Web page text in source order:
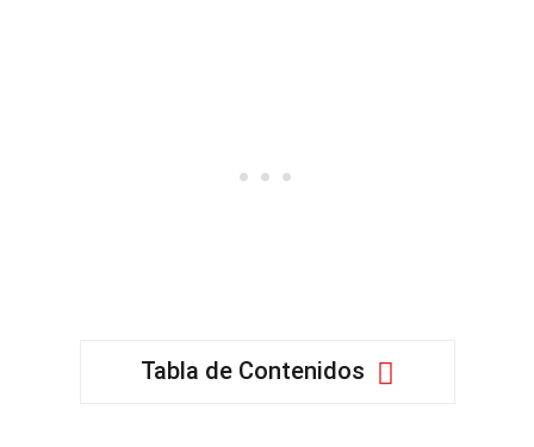
Tabla de Contenidos